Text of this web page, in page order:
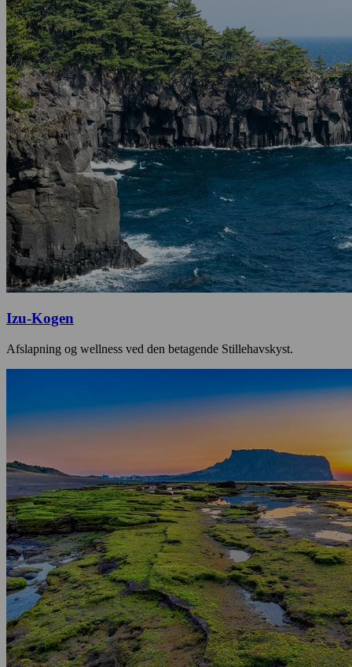
Izu-Kogen
Afslapning og wellness ved den betagende Stillehavskyst.